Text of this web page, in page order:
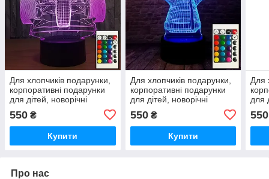
Для хлопчиків подарунки,
корпоративні подарунки
для дітей, новорічні
подарунки для хлопчиків
550 ₴
Купити
Для хлопчиків подарунки,
корпоративні подарунки
для дітей, новорічні
подарунки для хлопчиків
550₴
Купити
Для
для
550
Про нас